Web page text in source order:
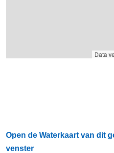
Data
Open de Waterkaart van dit
venster